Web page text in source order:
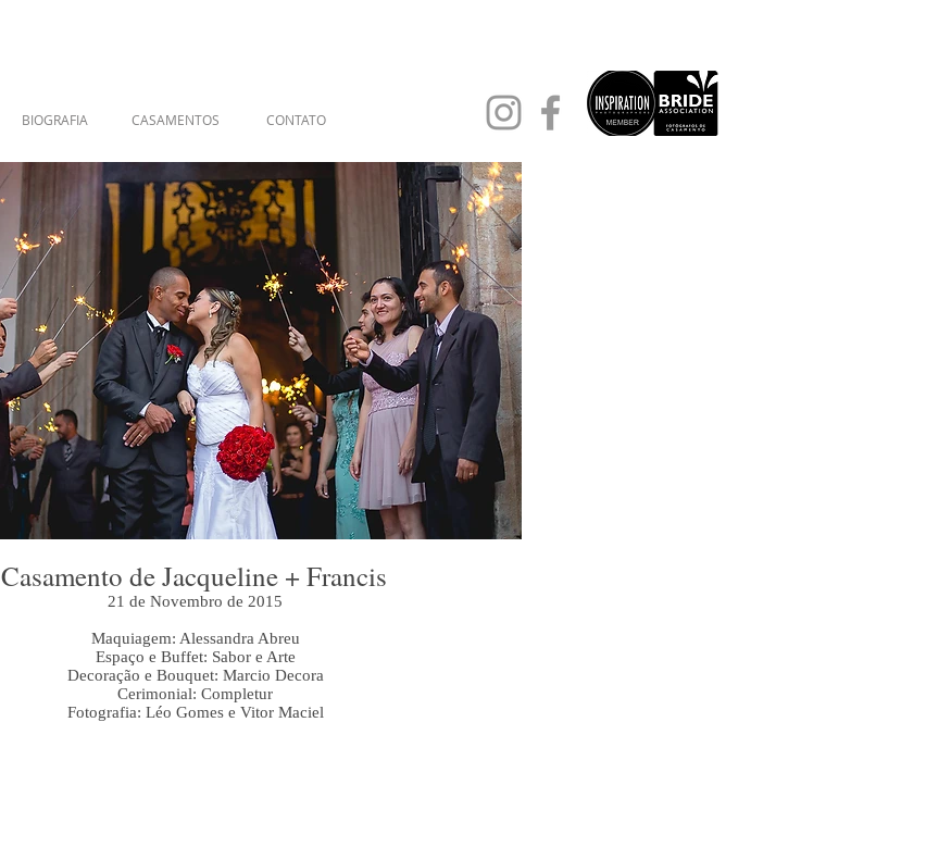
BIOGRAFIA CASAMENTOS CONTATO
Casamento de Jacqueline + Francis
21 de Novembro de 2015
Maquiagem: Alessandra Abreu
Espaço e Buffet: Sabor e Arte
Decoração e Bouquet: Marcio Decora
Cerimonial: Completur
Fotografia: Léo Gomes e Vitor Maciel